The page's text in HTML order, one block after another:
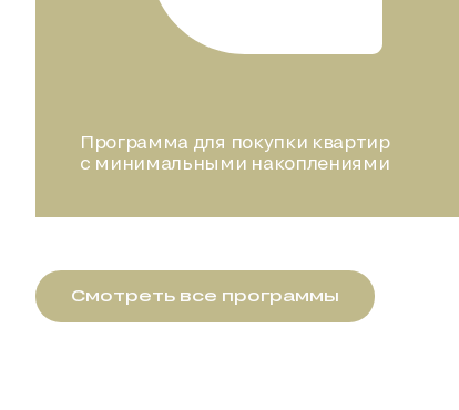
Программа для покупки квартир
с минимальными накоплениями
Смотреть все программы